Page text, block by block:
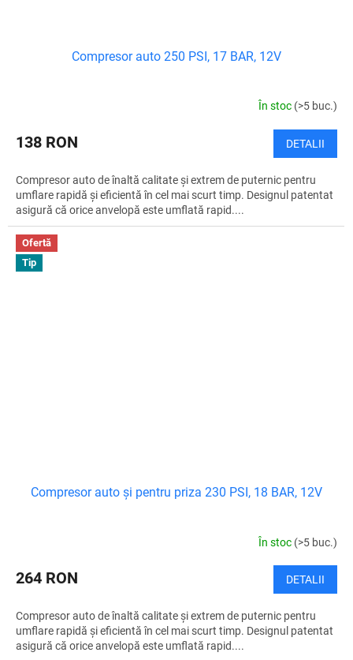
Compresor auto 250 PSI, 17 BAR, 12V
În stoc (>5 buc.)
138 RON DETALII
Compresor auto de înaltă calitate și extrem de puternic pentru
umflare rapidă și eficientă în cel mai scurt timp. Designul patentat
asigură că orice anvelopă este umflată rapid....
Ofertă
Tip
Compresor auto și pentru priza 230 PSI, 18 BAR, 12V
În stoc (>5 buc.)
264 RON DETALII
Compresor auto de înaltă calitate și extrem de puternic pentru
umflare rapidă și eficientă în cel mai scurt timp. Designul patentat
asigură că orice anvelopă este umflată rapid....